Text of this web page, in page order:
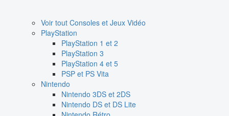
Voir tout Consoles et Jeux Vidéo
PlayStation
PlayStation 1 et 2
PlayStation 3
PlayStation 4 et 5
PSP et PS Vita
Nintendo
Nintendo 3DS et 2DS
Nintendo DS et DS Lite